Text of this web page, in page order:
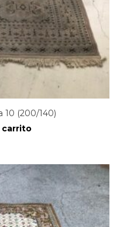
10 (200/140)
carrito